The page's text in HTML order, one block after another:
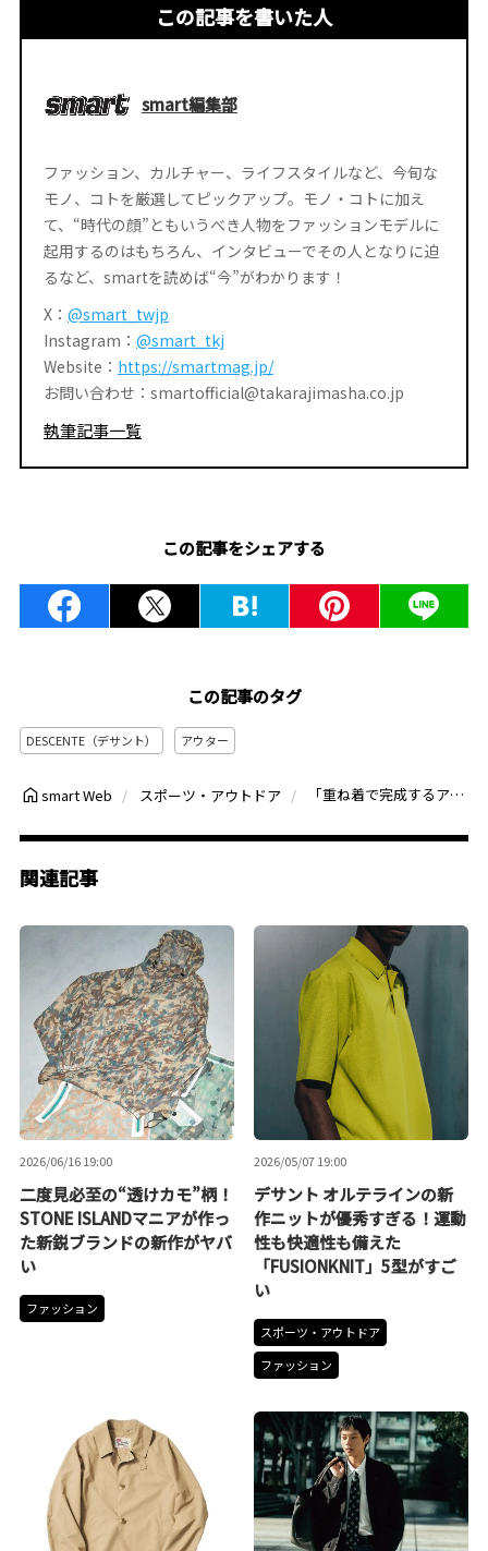
この記事を書いた人
smart編集部
ファッション、カルチャー、ライフスタイルなど、今旬な
モノ、コトを厳選してピックアップ。モノ・コトに加え
て、“時代の顔”ともいうべき人物をファッションモデルに
起用するのはもちろん、インタビューでその人となりに迫
るなど、smartを読めば“今”がわかります！
X： @smart_twjp
Instagram： @smart_tkj
Website： https://smartmag.jp/
お問い合わせ：smartofficial@takarajimasha.co.jp
執筆記事一覧
この記事をシェアする
この記事のタグ
DESCENTE（デサント） アウター
smart Web スポーツ・アウトドア 「重ね着で完成するアウター」デサントの最新キーワードはレイヤード！シェルジャケットを巧みに組み合わせて蒸れ知らずに
関連記事
2026/06/16 19:00
二度見必至の“透けカモ”柄！
STONE ISLANDマニアが作っ
た新鋭ブランドの新作がヤバ
い
ファッション
2026/05/07 19:00
デサント オルテラインの新
作ニットが優秀すぎる！運動
性も快適性も備えた
「FUSIONKNIT」5型がすご
い
スポーツ・アウトドア
ファッション